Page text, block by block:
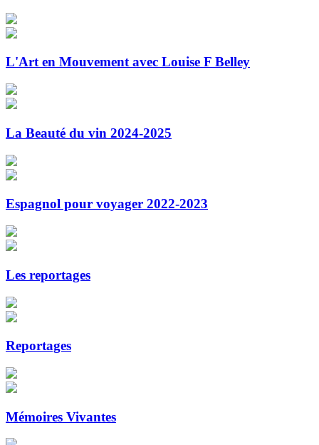
L'Art en Mouvement avec Louise F Belley
La Beauté du vin 2024-2025
Espagnol pour voyager 2022-2023
Les reportages
Reportages
Mémoires Vivantes